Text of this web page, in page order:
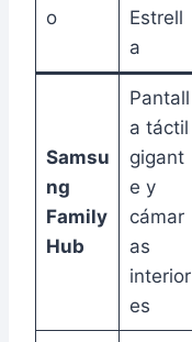
o
Estrell
a
Samsu
ng
Family
Hub
Pantall
a táctil
gigant
e y
cámar
as
interior
es